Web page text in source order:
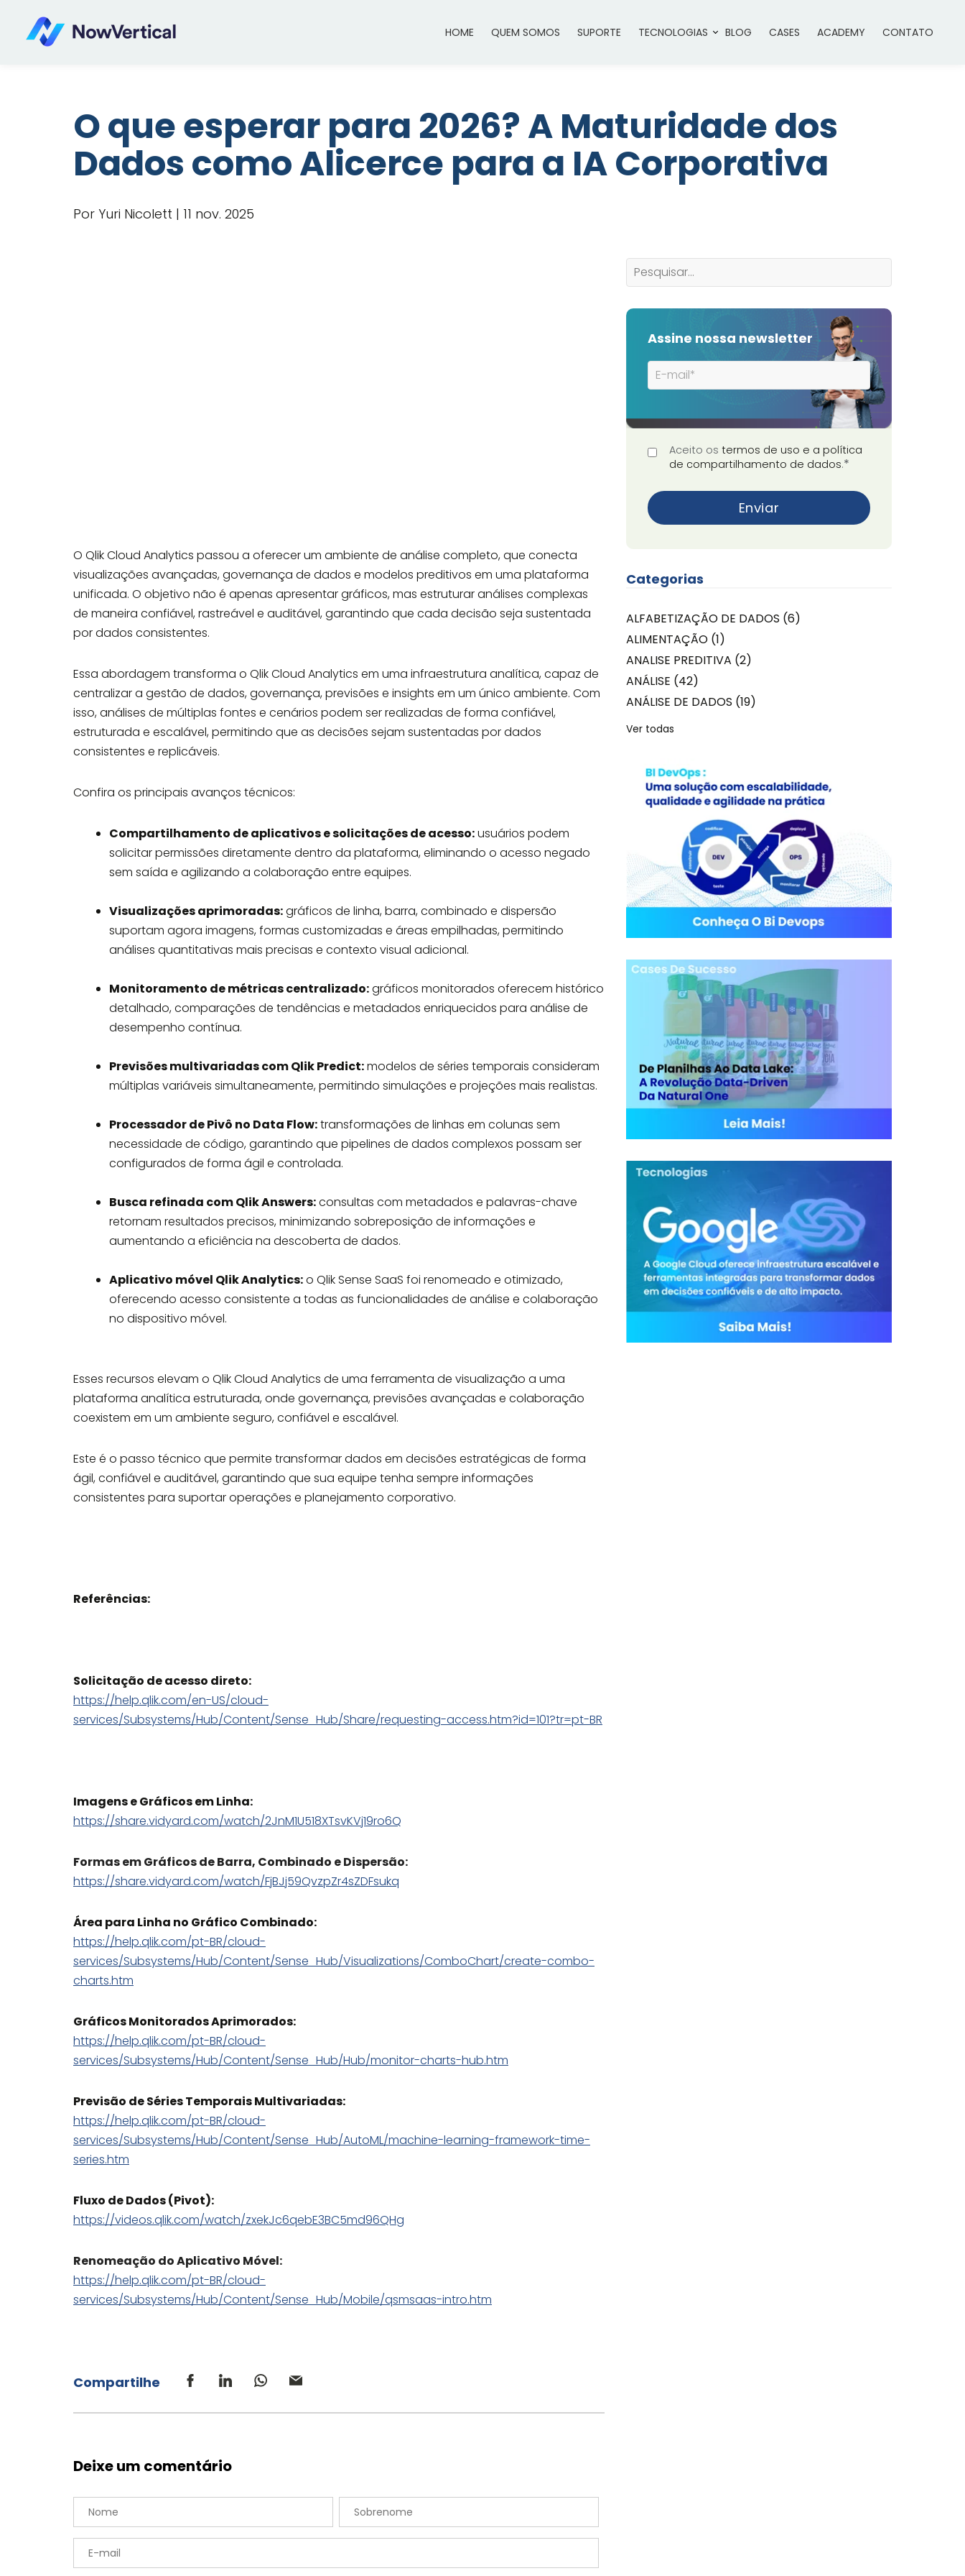
HOME QUEM SOMOS SUPORTE TECNOLOGIAS BLOG CASES ACADEMY CONTATO
O que esperar para 2026? A Maturidade dos
Dados como Alicerce para a IA Corporativa
Por Yuri Nicolett | 11 nov. 2025
O Qlik Cloud Analytics passou a oferecer um ambiente de análise completo, que conecta
visualizações avançadas, governança de dados e modelos preditivos em uma plataforma
unificada. O objetivo não é apenas apresentar gráficos, mas estruturar análises complexas
de maneira confiável, rastreável e auditável, garantindo que cada decisão seja sustentada
por dados consistentes.
Essa abordagem transforma o Qlik Cloud Analytics em uma infraestrutura analítica, capaz de
centralizar a gestão de dados, governança, previsões e insights em um único ambiente. Com
isso, análises de múltiplas fontes e cenários podem ser realizadas de forma confiável,
estruturada e escalável, permitindo que as decisões sejam sustentadas por dados
consistentes e replicáveis.
Confira os principais avanços técnicos:
Compartilhamento de aplicativos e solicitações de acesso:usuários podem
solicitar permissões diretamente dentro da plataforma, eliminando o acesso negado
sem saída e agilizando a colaboração entre equipes.
Visualizações aprimoradas:gráficos de linha, barra, combinado e dispersão
suportam agora imagens, formas customizadas e áreas empilhadas, permitindo
análises quantitativas mais precisas e contexto visual adicional.
Monitoramento de métricas centralizado:gráficos monitorados oferecem histórico
detalhado, comparações de tendências e metadados enriquecidos para análise de
desempenho contínua.
Previsões multivariadas com Qlik Predict:modelos de séries temporais consideram
múltiplas variáveis simultaneamente, permitindo simulações e projeções mais realistas.
Processador de Pivô no Data Flow:transformações de linhas em colunas sem
necessidade de código, garantindo que pipelines de dados complexos possam ser
configurados de forma ágil e controlada.
Busca refinada com Qlik Answers:consultas com metadados e palavras-chave
retornam resultados precisos, minimizando sobreposição de informações e
aumentando a eficiência na descoberta de dados.
Aplicativo móvel Qlik Analytics:o Qlik Sense SaaS foi renomeado e otimizado,
oferecendo acesso consistente a todas as funcionalidades de análise e colaboração
no dispositivo móvel.
Esses recursos elevam o Qlik Cloud Analytics de uma ferramenta de visualização a uma
plataforma analítica estruturada, onde governança, previsões avançadas e colaboração
coexistem em um ambiente seguro, confiável e escalável.
Este é o passo técnico que permite transformar dados em decisões estratégicas de forma
ágil, confiável e auditável, garantindo que sua equipe tenha sempre informações
consistentes para suportar operações e planejamento corporativo.
Referências:
Solicitação de acesso direto:
https://help.qlik.com/en-US/cloud-
services/Subsystems/Hub/Content/Sense_Hub/Share/requesting-access.htm?id=101?tr=pt-BR
Imagens e Gráficos em Linha:
https://share.vidyard.com/watch/2JnM1U518XTsvKVj19ro6Q
Formas em Gráficos de Barra, Combinado e Dispersão:
https://share.vidyard.com/watch/FjBJj59QvzpZr4sZDFsukq
Área para Linha no Gráfico Combinado:
https://help.qlik.com/pt-BR/cloud-
services/Subsystems/Hub/Content/Sense_Hub/Visualizations/ComboChart/create-combo-
charts.htm
Gráficos Monitorados Aprimorados:
https://help.qlik.com/pt-BR/cloud-
services/Subsystems/Hub/Content/Sense_Hub/Hub/monitor-charts-hub.htm
Previsão de Séries Temporais Multivariadas:
https://help.qlik.com/pt-BR/cloud-
services/Subsystems/Hub/Content/Sense_Hub/AutoML/machine-learning-framework-time-
series.htm
Fluxo de Dados (Pivot):
https://videos.qlik.com/watch/zxekJc6qebE3BC5md96QHg
Renomeação do Aplicativo Móvel:
https://help.qlik.com/pt-BR/cloud-
services/Subsystems/Hub/Content/Sense_Hub/Mobile/qsmsaas-intro.htm
Compartilhe
Deixe um comentário
Assine nossa newsletter
Aceito os termos de uso e a política
de compartilhamento de dados.*
Categorias
ALFABETIZAÇÃO DE DADOS (6)
ALIMENTAÇÃO (1)
ANALISE PREDITIVA (2)
ANÁLISE (42)
ANÁLISE DE DADOS (19)
Ver todas